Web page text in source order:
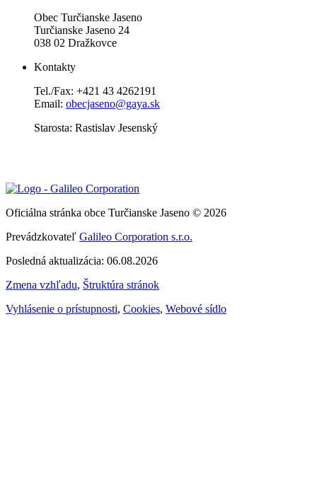
Obec Turčianske Jaseno
Turčianske Jaseno 24
038 02 Dražkovce
Kontakty
Tel./Fax: +421 43 4262191
Email: obecjaseno@gaya.sk
Starosta: Rastislav Jesenský
Oficiálna stránka obce Turčianske Jaseno © 2026
Prevádzkovateľ Galileo Corporation s.r.o.
Posledná aktualizácia: 06.08.2026
Zmena vzhľadu, Štruktúra stránok
Vyhlásenie o prístupnosti, Cookies, Webové sídlo